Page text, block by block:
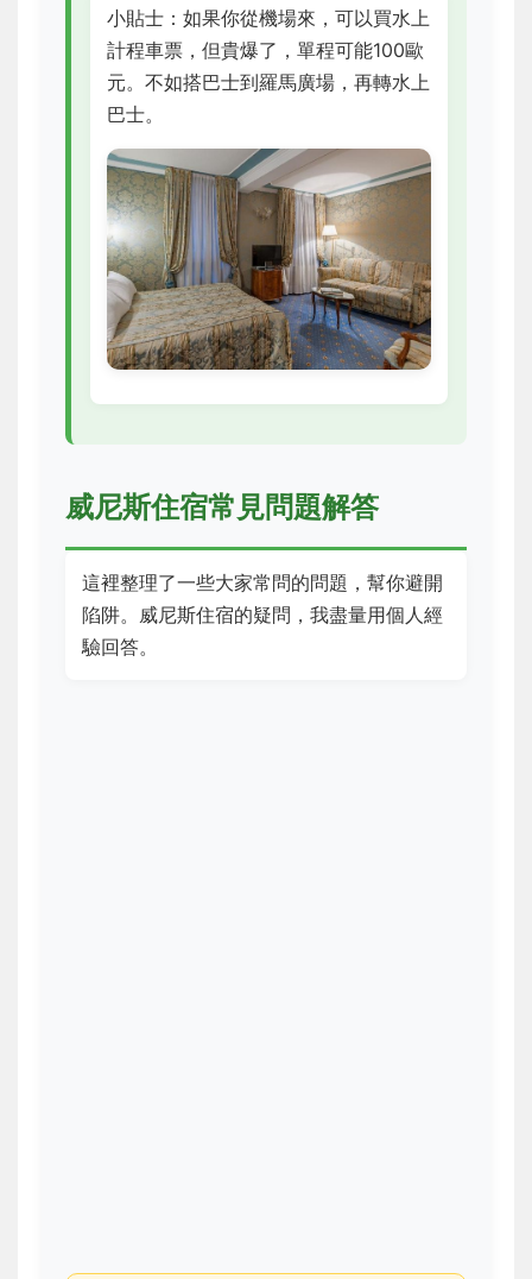
小貼士：如果你從機場來，可以買水上
計程車票，但貴爆了，單程可能100歐
元。不如搭巴士到羅馬廣場，再轉水上
巴士。
威尼斯住宿常見問題解答
這裡整理了一些大家常問的問題，幫你避開
陷阱。威尼斯住宿的疑問，我盡量用個人經
驗回答。